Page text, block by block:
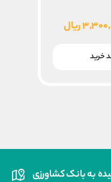
ریالقیمت
خرید
به بانک کشاورزی